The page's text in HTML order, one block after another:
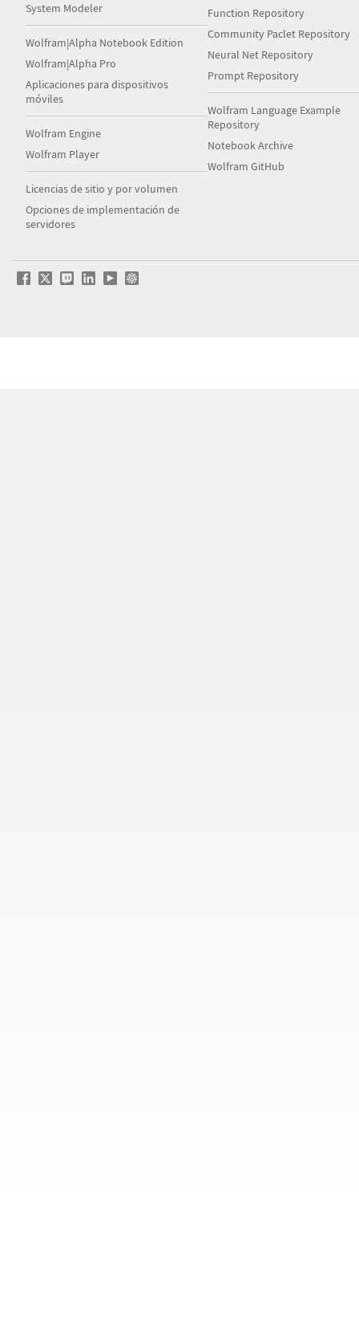
System Modeler
Wolfram|Alpha Notebook Edition
Wolfram|Alpha Pro
Aplicaciones para dispositivos
móviles
Wolfram Engine
Wolfram Player
Licencias de sitio y por volumen
Opciones de implementación de
servidores
Function Repository
Community Paclet Repository
Neural Net Repository
Prompt Repository
Wolfram Language Example
Repository
Notebook Archive
Wolfram GitHub